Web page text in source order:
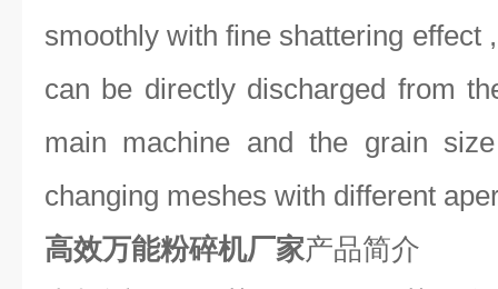
smoothly with fine shattering effect
can be directly discharged from
main machine and the grain
changing meshes with different
高效万能粉碎机厂家产品简介